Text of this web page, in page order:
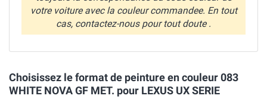
votre voiture avec la couleur commandee. En tout
cas, contactez-nous pour tout doute .
Choisissez le format de peinture en couleur 083
WHITE NOVA GF MET. pour LEXUS UX SERIE